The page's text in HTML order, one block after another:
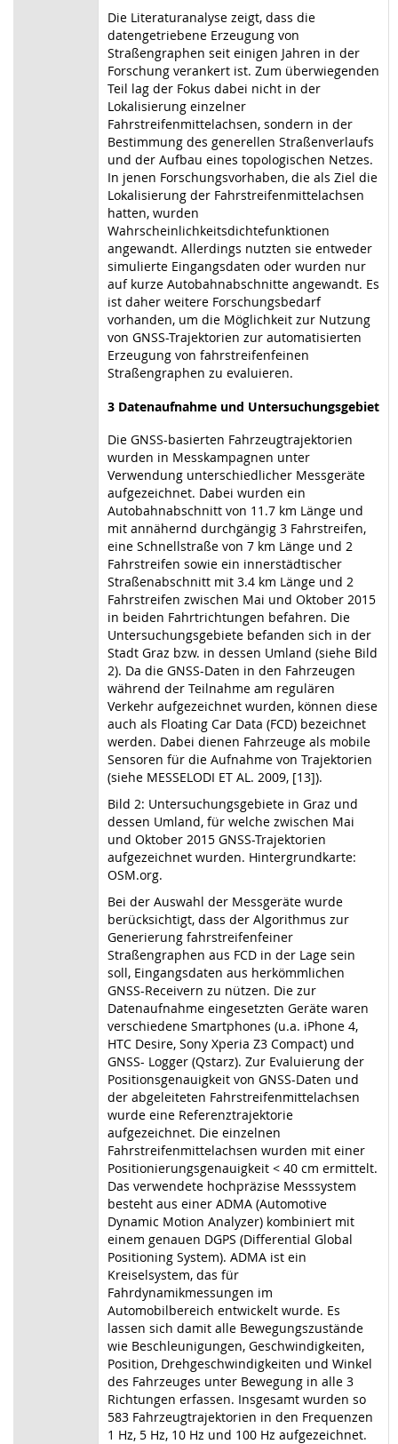
Die Literaturanalyse zeigt, dass die
datengetriebene Erzeugung von
Straßengraphen seit einigen Jahren in der
Forschung verankert ist. Zum überwiegenden
Teil lag der Fokus dabei nicht in der
Lokalisierung einzelner
Fahrstreifenmittelachsen, sondern in der
Bestimmung des generellen Straßenverlaufs
und der Aufbau eines topologischen Netzes.
In jenen Forschungsvorhaben, die als Ziel die
Lokalisierung der Fahrstreifenmittelachsen
hatten, wurden
Wahrscheinlichkeitsdichtefunktionen
angewandt. Allerdings nutzten sie entweder
simulierte Eingangsdaten oder wurden nur
auf kurze Autobahnabschnitte angewandt. Es
ist daher weitere Forschungsbedarf
vorhanden, um die Möglichkeit zur Nutzung
von GNSS-Trajektorien zur automatisierten
Erzeugung von fahrstreifenfeinen
Straßengraphen zu evaluieren.
3 Datenaufnahme und Untersuchungsgebiet
Die GNSS-basierten Fahrzeugtrajektorien
wurden in Messkampagnen unter
Verwendung unterschiedlicher Messgeräte
aufgezeichnet. Dabei wurden ein
Autobahnabschnitt von 11.7 km Länge und
mit annähernd durchgängig 3 Fahrstreifen,
eine Schnellstraße von 7 km Länge und 2
Fahrstreifen sowie ein innerstädtischer
Straßenabschnitt mit 3.4 km Länge und 2
Fahrstreifen zwischen Mai und Oktober 2015
in beiden Fahrtrichtungen befahren. Die
Untersuchungsgebiete befanden sich in der
Stadt Graz bzw. in dessen Umland (siehe Bild
2). Da die GNSS-Daten in den Fahrzeugen
während der Teilnahme am regulären
Verkehr aufgezeichnet wurden, können diese
auch als Floating Car Data (FCD) bezeichnet
werden. Dabei dienen Fahrzeuge als mobile
Sensoren für die Aufnahme von Trajektorien
(siehe MESSELODI ET AL. 2009, [13]).
Bild 2: Untersuchungsgebiete in Graz und
dessen Umland, für welche zwischen Mai
und Oktober 2015 GNSS-Trajektorien
aufgezeichnet wurden. Hintergrundkarte:
OSM.org.
Bei der Auswahl der Messgeräte wurde
berücksichtigt, dass der Algorithmus zur
Generierung fahrstreifenfeiner
Straßengraphen aus FCD in der Lage sein
soll, Eingangsdaten aus herkömmlichen
GNSS-Receivern zu nützen. Die zur
Datenaufnahme eingesetzten Geräte waren
verschiedene Smartphones (u.a. iPhone 4,
HTC Desire, Sony Xperia Z3 Compact) und
GNSS- Logger (Qstarz). Zur Evaluierung der
Positionsgenauigkeit von GNSS-Daten und
der abgeleiteten Fahrstreifenmittelachsen
wurde eine Referenztrajektorie
aufgezeichnet. Die einzelnen
Fahrstreifenmittelachsen wurden mit einer
Positionierungsgenauigkeit < 40 cm ermittelt.
Das verwendete hochpräzise Messsystem
besteht aus einer ADMA (Automotive
Dynamic Motion Analyzer) kombiniert mit
einem genauen DGPS (Differential Global
Positioning System). ADMA ist ein
Kreiselsystem, das für
Fahrdynamikmessungen im
Automobilbereich entwickelt wurde. Es
lassen sich damit alle Bewegungszustände
wie Beschleunigungen, Geschwindigkeiten,
Position, Drehgeschwindigkeiten und Winkel
des Fahrzeuges unter Bewegung in alle 3
Richtungen erfassen. Insgesamt wurden so
583 Fahrzeugtrajektorien in den Frequenzen
1 Hz, 5 Hz, 10 Hz und 100 Hz aufgezeichnet.